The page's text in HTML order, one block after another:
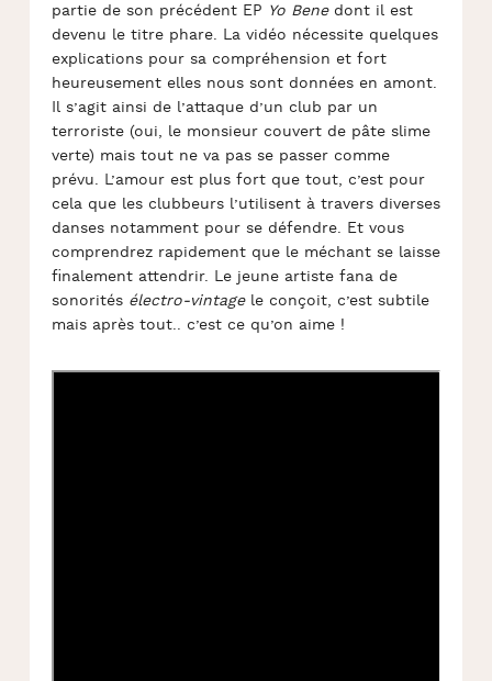
partie de son précédent EP Yo Benedont il est
devenu le titre phare. La vidéo nécessite quelques
explications pour sa compréhension et fort
heureusement elles nous sont données en amont.
Il s’agit ainsi de l’attaque d’un club par un
terroriste (oui, le monsieur couvert de pâte slime
verte) mais tout ne va pas se passer comme
prévu. L’amour est plus fort que tout, c’est pour
cela que les clubbeurs l’utilisent à travers diverses
danses notamment pour se défendre. Et vous
comprendrez rapidement que le méchant se laisse
finalement attendrir. Le jeune artiste fana de
sonorités électro-vintagele conçoit, c’est subtile
mais après tout.. c’est ce qu’on aime !